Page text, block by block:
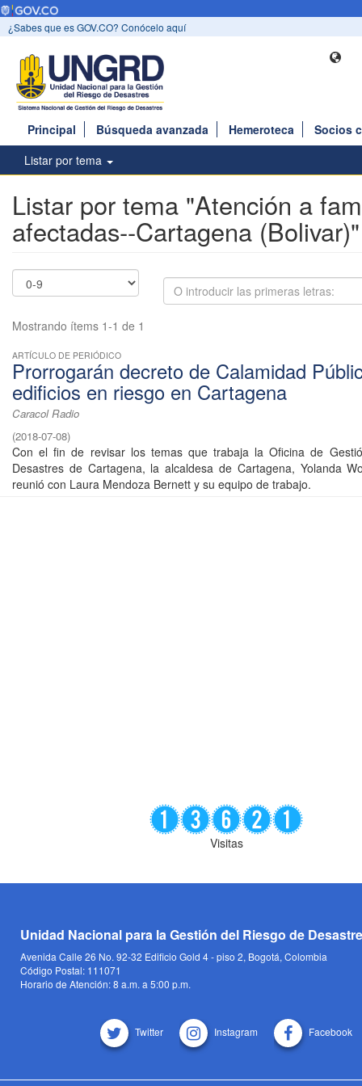
¿Sabes que es GOV.CO? Conócelo aquí
Principal Búsqueda avanzada Hemeroteca
Socios
Listar por tema
Listar por tema "Atención a
afectadas--Cartagena (Bolivar)"
Mostrando ítems 1-1 de 1
ARTÍCULO DE PERIÓDICO
Prorrogarán decreto de Calamidad
edificios en riesgo en Cartagena
Caracol Radio
(2018-07-08)
Con el fin de revisar los temas que trabaja la Oficina de
Desastres de Cartagena, la alcaldesa de Cartagena, Yolanda
reunió con Laura Mendoza Bernett y su equipo de trabajo.
Visitas
Unidad Nacional para la Gestión del Riesgo de
Avenida Calle 26 No. 92-32 Edificio Gold 4 - piso 2, Bogotá, Colombia
Código Postal: 111071
Horario de Atención: 8 a.m. a 5:00 p.m.
Twitter Instagram Facebook